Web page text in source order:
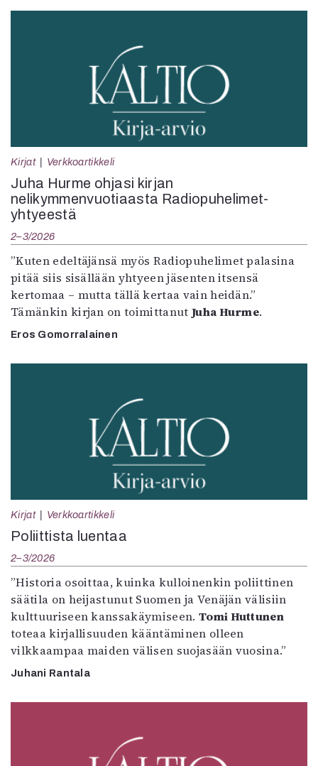
Kirjat Verkkoartikkeli
Juha Hurme ohjasi kirjan
nelikymmenvuotiaasta Radiopuhelimet-
yhtyeestä
2–3/2026
”Kuten edeltäjänsä myös Radiopuhelimet palasina
pitää siis sisällään yhtyeen jäsenten itsensä
kertomaa – mutta tällä kertaa vain heidän.”
Tämänkin kirjan on toimittanut Juha Hurme.
Eros Gomorralainen
Kirjat Verkkoartikkeli
Poliittista luentaa
2–3/2026
”Historia osoittaa, kuinka kulloinenkin poliittinen
säätila on heijastunut Suomen ja Venäjän välisiin
kulttuuriseen kanssakäymiseen. Tomi Huttunen
toteaa kirjallisuuden kääntäminen olleen
vilkkaampaa maiden välisen suojasään vuosina.”
Juhani Rantala